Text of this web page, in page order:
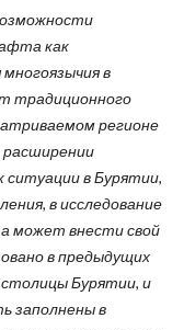
как
в
традиционного
регионе
расширении
ситуации в Бурятии,
в исследование
может внести свой
в предыдущих
Бурятии, и
заполнены в